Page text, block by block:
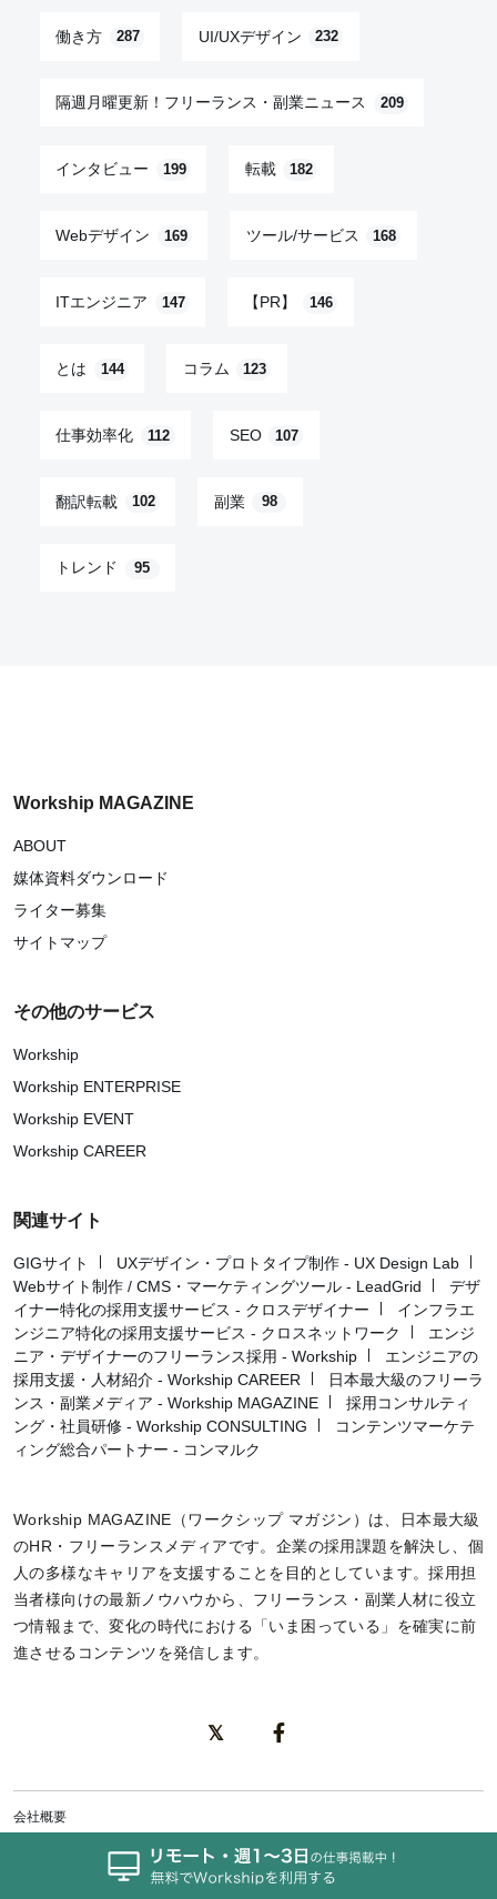
働き方 287 UI/UXデザイン 232
隔週月曜更新！フリーランス・副業ニュース 209
インタビュー 199 転載 182
Webデザイン 169 ツール/サービス 168
ITエンジニア 147 【PR】 146
とは 144 コラム 123
仕事効率化 112 SEO 107
翻訳転載 102 副業 98
トレンド 95
Workship MAGAZINE
ABOUT
媒体資料ダウンロード
ライター募集
サイトマップ
その他のサービス
Workship
Workship ENTERPRISE
Workship EVENT
Workship CAREER
関連サイト
GIGサイト
UXデザイン・プロトタイプ制作 - UX Design Lab
Webサイト制作 / CMS・マーケティングツール - LeadGrid
デザ
イナー特化の採用支援サービス - クロスデザイナー
インフラエ
ンジニア特化の採用支援サービス - クロスネットワーク
エンジ
ニア・デザイナーのフリーランス採用 - Workship
エンジニアの
採用支援・人材紹介 - Workship CAREER
日本最大級のフリーラ
ンス・副業メディア - Workship MAGAZINE
採用コンサルティ
ング・社員研修 - Workship CONSULTING
コンテンツマーケテ
ィング総合パートナー - コンマルク
Workship MAGAZINE（ワークシップ マガジン）は、日本最大級
のHR・フリーランスメディアです。企業の採用課題を解決し、個
人の多様なキャリアを支援することを目的としています。採用担
当者様向けの最新ノウハウから、フリーランス・副業人材に役立
つ情報まで、変化の時代における「いま困っている」を確実に前
進させるコンテンツを発信します。
会社概要